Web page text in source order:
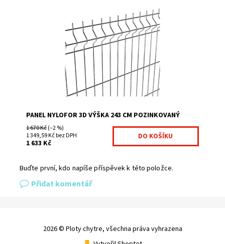
Pevné svařované pozinkované plotové panely Nylofor
3D: Panely mají šířku 2500 mm a výšku od 630 do 2430
mm. Panely mají vertikální ostny o...
Na centrálním skladě
7027380
Fence consulting
PANEL NYLOFOR 3D VÝŠKA 243 CM POZINKOVANÝ
1 670 Kč(–2 %)
1 349,59 Kč bez DPH
1 633 Kč
Buďte první, kdo napíše příspěvek k této položce.
Přidat komentář
2026 © Ploty chytre, všechna práva vyhrazena